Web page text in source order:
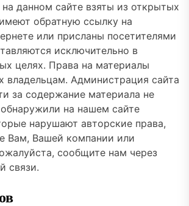
данном сайте взяты из открытых
обратную ссылку на
или присланы посетителями
исключительно в
целях. Права на материалы
владельцам. Администрация сайта
за содержание материала не
на нашем сайте
нарушают авторские права,
Вам, Вашей компании или
сообщите нам через
связи.